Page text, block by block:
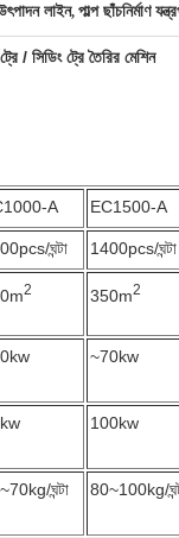
উৎপাদন লাইন, পাল্প ছাঁচনির্মাণ
/ সিডিং ট্রে তৈরির মেশিন
A EC1500-A
ঘন্টা 1400pcs/ঘন্টা
2 350m2
~70kw
100kw
ঘন্টা 80~100kg/